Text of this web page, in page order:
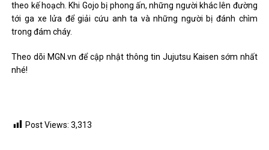
theo kế hoạch. Khi Gojo bị phong ấn, những người khác lên đường
tới ga xe lửa để giải cứu anh ta và những người bị đánh chìm
trong đám cháy.
Theo dõi MGN.vn để cập nhật thông tin Jujutsu Kaisen sớm nhất
nhé!
Post Views: 3,313